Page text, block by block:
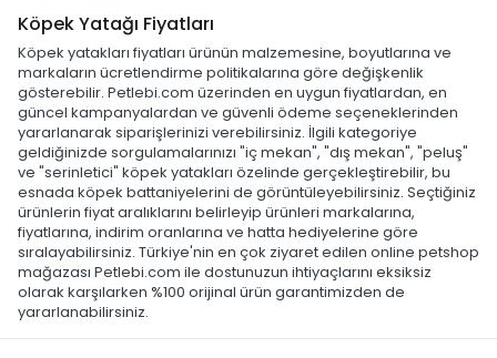
Köpek Yatağı Fiyatları
Köpek yatakları fiyatları ürünün malzemesine, boyutlarına ve
markaların ücretlendirme politikalarına göre değişkenlik
gösterebilir. Petlebi.com üzerinden en uygun fiyatlardan, en
güncel kampanyalardan ve güvenli ödeme seçeneklerinden
yararlanarak siparişlerinizi verebilirsiniz. İlgili kategoriye
geldiğinizde sorgulamalarınızı "iç mekan", "dış mekan", "peluş"
ve "serinletici" köpek yatakları özelinde gerçekleştirebilir, bu
esnada köpek battaniyelerini de görüntüleyebilirsiniz. Seçtiğiniz
ürünlerin fiyat aralıklarını belirleyip ürünleri markalarına,
fiyatlarına, indirim oranlarına ve hatta hediyelerine göre
sıralayabilirsiniz. Türkiye'nin en çok ziyaret edilen online petshop
mağazası Petlebi.com ile dostunuzun ihtiyaçlarını eksiksiz
olarak karşılarken %100 orijinal ürün garantimizden de
yararlanabilirsiniz.